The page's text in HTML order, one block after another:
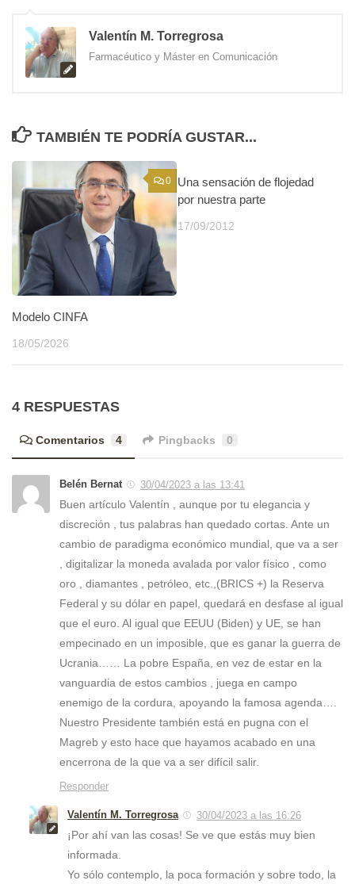
Valentín M. Torregrosa
Farmacéutico y Máster en Comunicación
TAMBIÉN TE PODRÍA GUSTAR...
0
Modelo CINFA
18/05/2026
Una sensación de flojedad
por nuestra parte
17/09/2012
4 RESPUESTAS
Comentarios 4 Pingbacks 0
Belén Bernat 30/04/2023 a las 13:41
Buen artículo Valentín , aunque por tu elegancia y
discreción , tus palabras han quedado cortas. Ante un
cambio de paradigma económico mundial, que va a ser
, digitalizar la moneda avalada por valor físico , como
oro , diamantes , petróleo, etc.,(BRICS +) la Reserva
Federal y su dólar en papel, quedará en desfase al igual
que el euro. Al igual que EEUU (Biden) y UE, se han
empecinado en un imposible, que es ganar la guerra de
Ucrania…… La pobre España, en vez de estar en la
vanguardia de estos cambios , juega en campo
enemigo de la cordura, apoyando la famosa agenda….
Nuestro Presidente también está en pugna con el
Magreb y esto hace que hayamos acabado en una
encerrona de la que va a ser difícil salir.
Responder
Valentín M. Torregrosa 30/04/2023 a las 16:26
¡Por ahí van las cosas! Se ve que estás muy bien
informada.
Yo sólo contemplo, la poca formación y sobre todo, la